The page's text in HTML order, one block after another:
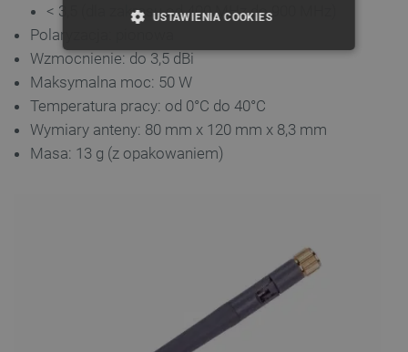
< 3,5 (dla zakresu od 400 MHz do 900 MHz)
Polaryzacja: pionowa
Wzmocnienie: do 3,5 dBi
Maksymalna moc: 50 W
Temperatura pracy: od 0°C do 40°C
Wymiary anteny: 80 mm x 120 mm x 8,3 mm
Masa: 13 g (z opakowaniem)
USTAWIENIA COOKIES
NIEZBĘDNE
TARGETOWANIE
FUNKCJONALNOŚĆ
Niezbędne pliki cookie umożliwiają korzystanie z
podstawowych funkcji strony internetowej, takich
jak logowanie użytkownika i zarządzanie kontem.
Bez niezbędnych plików cookie nie można
prawidłowo korzystać ze strony internetowej.